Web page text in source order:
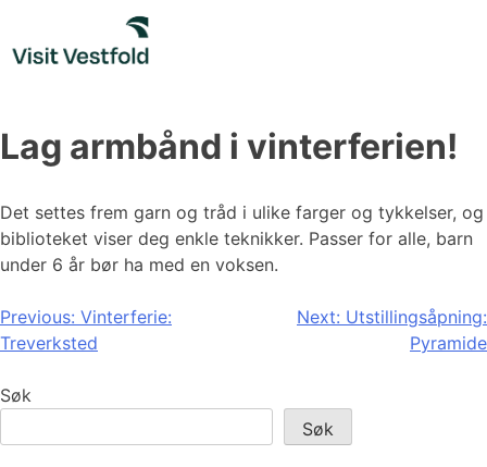
content
Lag armbånd i vinterferien!
Det settes frem garn og tråd i ulike farger og tykkelser, og
biblioteket viser deg enkle teknikker. Passer for alle, barn
under 6 år bør ha med en voksen.
Innleggsnavigasjon
Previous: Vinterferie:
Treverksted
Next: Utstillingsåpning:
Pyramide
Søk
Søk